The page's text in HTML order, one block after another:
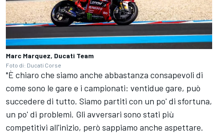
Marc Marquez, Ducati Team
Foto di: Ducati Corse
"È chiaro che siamo anche abbastanza consapevoli di
come sono le gare e i campionati: ventidue gare, può
succedere di tutto. Siamo partiti con un po' di sfortuna,
un po' di problemi. Gli avversari sono stati più
competitivi all'inizio, però sappiamo anche aspettare.